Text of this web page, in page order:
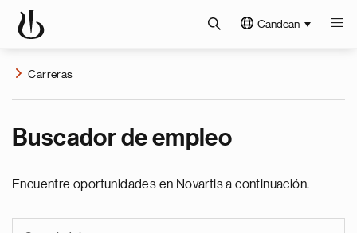
Candean
Carreras
Buscador de empleo
Encuentre oportunidades en Novartis a continuación.